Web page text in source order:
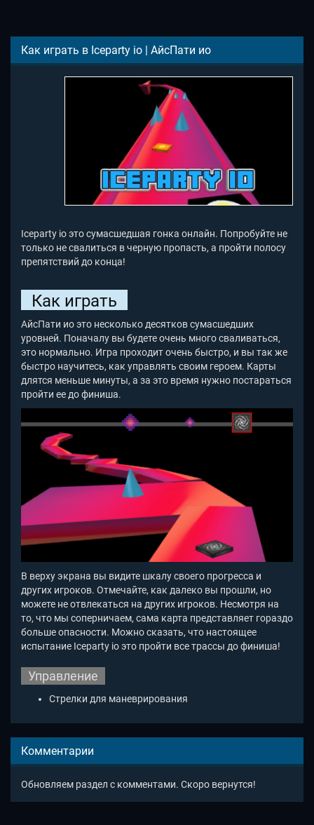
Как играть в Iceparty io | АйсПати ио
Iceparty io это сумасшедшая гонка онлайн. Попробуйте не
только не свалиться в черную пропасть, а пройти полосу
препятствий до конца!
Как играть
АйсПати ио это несколько десятков сумасшедших
уровней. Поначалу вы будете очень много сваливаться,
это нормально. Игра проходит очень быстро, и вы так же
быстро научитесь, как управлять своим героем. Карты
длятся меньше минуты, а за это время нужно постараться
пройти ее до финиша.
В верху экрана вы видите шкалу своего прогресса и
других игроков. Отмечайте, как далеко вы прошли, но
можете не отвлекаться на других игроков. Несмотря на
то, что мы соперничаем, сама карта представляет гораздо
больше опасности. Можно сказать, что настоящее
испытание Iceparty io это пройти все трассы до финиша!
Управление
Стрелки для маневрирования
Комментарии
Обновляем раздел с комментами. Скоро вернутся!